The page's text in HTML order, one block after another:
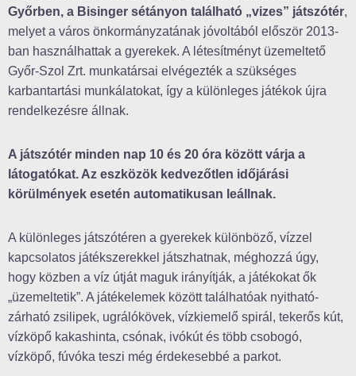
Győrben, a Bisinger sétányon található „vizes” játszótér,
melyet a város önkormányzatának jóvoltából először 2013-
ban használhattak a gyerekek. A létesítményt üzemeltető
Győr-Szol Zrt. munkatársai elvégezték a szükséges
karbantartási munkálatokat, így a különleges játékok újra
rendelkezésre állnak.
A játszótér minden nap 10 és 20 óra között várja a
látogatókat. Az eszközök kedvezőtlen időjárási
körülmények esetén automatikusan leállnak.
A különleges játszótéren a gyerekek különböző, vízzel
kapcsolatos játékszerekkel játszhatnak, méghozzá úgy,
hogy közben a víz útját maguk irányítják, a játékokat ők
„üzemeltetik”. A játékelemek között találhatóak nyitható-
zárható zsilipek, ugrálókövek, vízkiemelő spirál, tekerős kút,
vízköpő kakashinta, csónak, ivókút és több csobogó,
vízköpő, fúvóka teszi még érdekesebbé a parkot.